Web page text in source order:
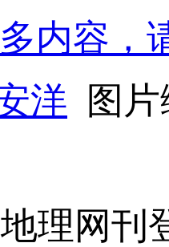
内容，
洋 图
理网刊